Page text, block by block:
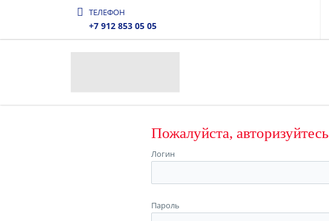
ТЕЛЕФОН
+7 912 853 05 05
Пожалуйста, авторизуйтесь
Логин
Пароль